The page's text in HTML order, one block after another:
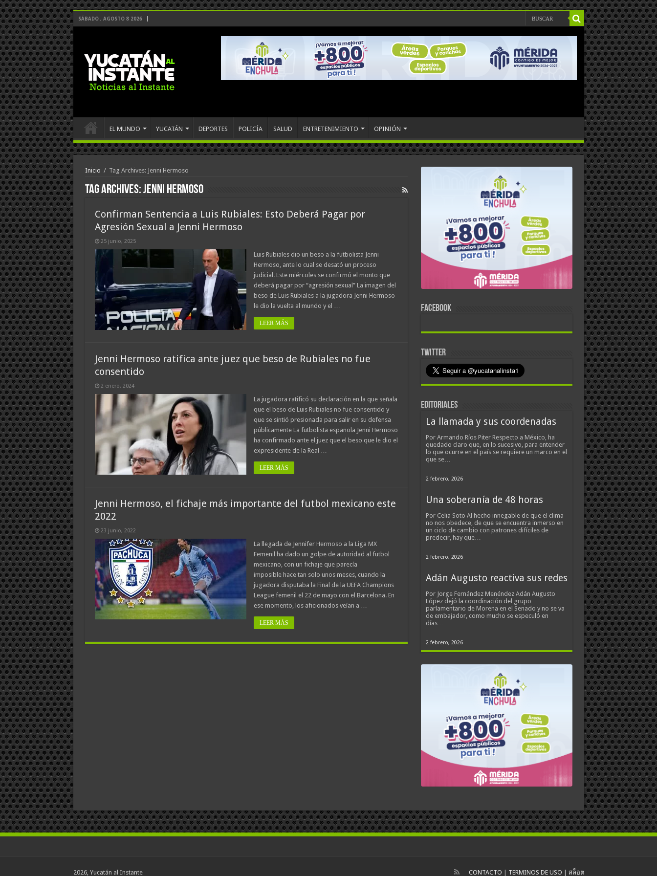
SÁBADO , AGOSTO 8 2026
EL MUNDO YUCATÁN DEPORTES POLICÍA SALUD ENTRETENIMIENTO OPINIÓN
Inicio / Tag Archives: Jenni Hermoso
Tag Archives:Jenni Hermoso
Confirman Sentencia a Luis Rubiales: Esto Deberá Pagar por
Agresión Sexual a Jenni Hermoso
25 junio, 2025
Luis Rubiales dio un beso a la futbolista Jenni
Hermoso, ante lo cual se desató un proceso
judicial. Este miércoles se confirmó el monto que
deberá pagar por “agresión sexual” La imagen del
beso de Luis Rubiales a la jugadora Jenni Hermoso
le dio la vuelta al mundo y el …
LEER MÁS
Jenni Hermoso ratifica ante juez que beso de Rubiales no fue
consentido
2 enero, 2024
La jugadora ratificó su declaración en la que señala
que el beso de Luis Rubiales no fue consentido y
que se sintió presionada para salir en su defensa
públicamente La futbolista española Jenni Hermoso
ha confirmado ante el juez que el beso que le dio el
expresidente de la Real …
LEER MÁS
Jenni Hermoso, el fichaje más importante del futbol mexicano este
2022
23 junio, 2022
La llegada de Jennifer Hermoso a la Liga MX
Femenil ha dado un golpe de autoridad al futbol
mexicano, con un fichaje que parecía
imposible hace tan solo unos meses, cuando la
jugadora disputaba la Final de la UEFA Champions
League femenil el 22 de mayo con el Barcelona. En
ese momento, los aficionados veían a …
LEER MÁS
FACEBOOK
TWITTER
EDITORIALES
La llamada y sus coordenadas
Por Armando Ríos Piter Respecto a México, ha
quedado claro que, en lo sucesivo, para entender
lo que ocurre en el país se requiere un marco en el
que se…
2 febrero, 2026
Una soberanía de 48 horas
Por Celia Soto Al hecho innegable de que el clima
no nos obedece, de que se encuentra inmerso en
un ciclo de cambio con patrones difíciles de
predecir, hay que…
2 febrero, 2026
Adán Augusto reactiva sus redes
Por Jorge Fernández Menéndez Adán Augusto
López dejó la coordinación del grupo
parlamentario de Morena en el Senado y no se va
de embajador, como mucho se especuló en
días…
2 febrero, 2026
CONTACTO TERMINOS DE USO สล็อต
2026, Yucatán al Instante